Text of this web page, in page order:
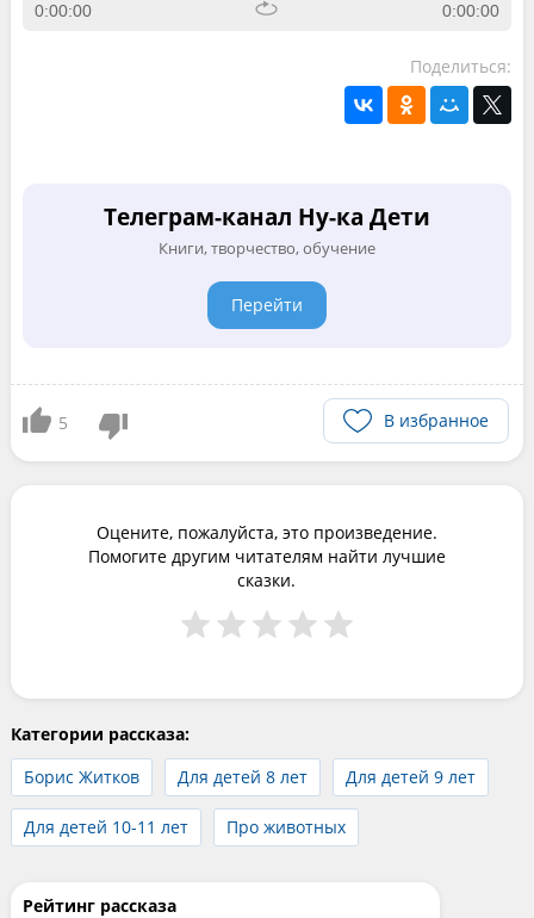
0:00:00 0:00:00
Поделиться:
Телеграм-канал Ну-ка Дети
Книги, творчество, обучение
Перейти
5 В избранное
Оцените, пожалуйста, это произведение.
Помогите другим читателям найти лучшие
сказки.
Категории рассказа:
Борис Житков
Для детей 8 лет Для детей 9 лет
Для детей 10-11 лет Про животных
Рейтинг рассказа